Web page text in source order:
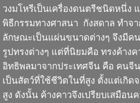
วงมโหรีเป็นเครื่องดนตรีชนิดหนึ่ง
พิธีกรรมทางศาสนา กังสดาล ทำจา
ลักษณะเป็นแผ่นขนาดต่างๆ จึงมีคน
รูปทรงต่างๆ แต่ที่นิยมคือ ทรงค้างค
อิทธิพลมาจากประเทศจีน คือ คนจี
เป็นสัตว์ที่ใช้ชีวิตในที่สูง ตั้งแต่เกิ
สูง ดังนั้น ค้างคาวจึงเปรียบเสมือน